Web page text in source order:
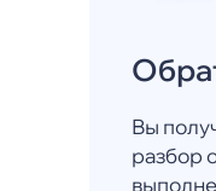
Вы
разбор